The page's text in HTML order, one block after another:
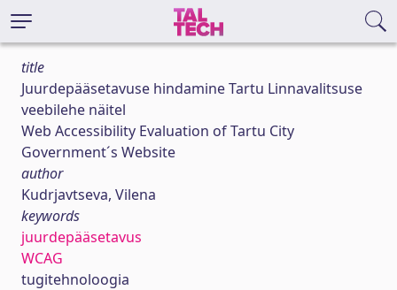
title
Juurdepääsetavuse hindamine Tartu Linnavalitsuse
veebilehe näitel
Web Accessibility Evaluation of Tartu City
Government´s Website
author
Kudrjavtseva, Vilena
keywords
juurdepääsetavus
WCAG
tugitehnoloogia